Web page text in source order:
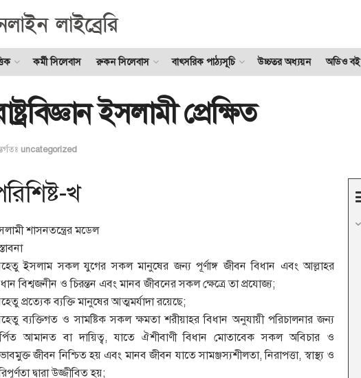
কর্মী সিলেবাস রুকন সিলেবাস বাৎসরিক পাঠ্যসূচি উচ্চতর অধ্যয়ন অডিও বই
ইসলামী প্রেক্ষিত
uncategorized
খ
শাসনতন্ত্রের মডেল
ইসলাম সকল যুগের সকল মানুষের জন্য পূর্ণাঙ্গ জীবন বিধান এবং আল্লাহর
বিশ্বজনীন ও চিরন্তন এবং মানব জীবনের সকল ক্ষেত্রে তা প্রযোজ্য;
প্রত্যেক ব্যক্তি মানুষের আত্মমর্যাদা রয়েছে;
ব্যক্তিগত ও সামষ্টিক সকল ক্ষমতা শরীয়াহর বিধান অনুযায়ী পরিচালনার জন্য
আমানত বা দায়িত্ব, যাতে ঐশীবাণী বিধান মোতাবেক সকল অবিচার ও
জীবন নিশ্চিত হয় এবং মানব জীবন যাতে সামঞ্জস্যশীলতা, নিরাপত্তা, স্বাস্থ্য ও
দ্বারা উজ্জীবিত হয়;